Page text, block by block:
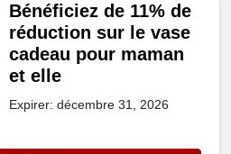
Bénéficiez de 11% de
réduction sur le vase
cadeau pour maman
et elle
Expirer: décembre 31, 2026